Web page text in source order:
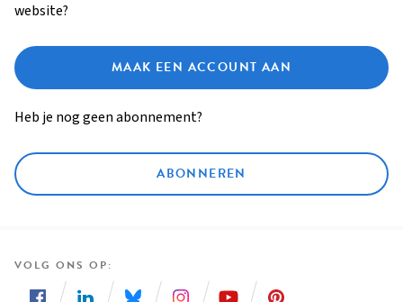
website?
MAAK EEN ACCOUNT AAN
Heb je nog geen abonnement?
ABONNEREN
VOLG ONS OP